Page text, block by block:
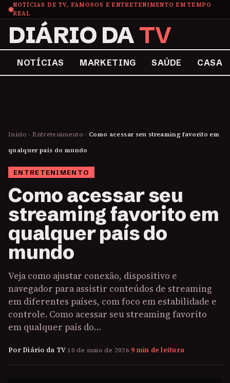
NOTÍCIAS DE TV, FAMOSOS E ENTRETENIMENTO EM TEMPO
REAL
DIÁRIO DATV
NOTÍCIAS MARKETING SAÚDE CASA
Início › Entretenimento › Como acessar seu streaming favorito em
qualquer país do mundo
ENTRETENIMENTO
Como acessar seu
streaming favorito em
qualquer país do
mundo
Veja como ajustar conexão, dispositivo e
navegador para assistir conteúdos de streaming
em diferentes países, com foco em estabilidade e
controle. Como acessar seu streaming favorito
em qualquer país do…
Por Diário da TV·10 de maio de 2026·9 min de leitura